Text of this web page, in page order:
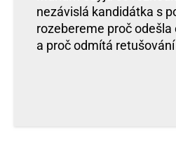
nezávislá kandidátka s
rozebereme proč
a proč odmítá